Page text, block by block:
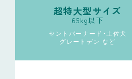
超特大型サイズ
65kg以下
セントバーナード・土佐犬
グレートデン など